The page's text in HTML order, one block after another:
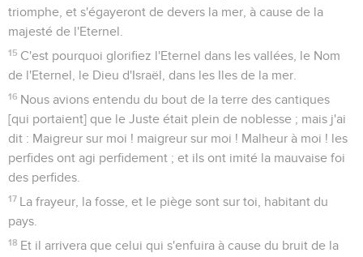
triomphe, et s'égayeront de devers la mer, à cause de la
majesté de l'Eternel.
15 C'est pourquoi glorifiez l'Eternel dans les vallées, le Nom
de l'Eternel, le Dieu d'Israël, dans les Iles de la mer.
16 Nous avions entendu du bout de la terre des cantiques
[qui portaient] que le Juste était plein de noblesse ; mais j'ai
dit : Maigreur sur moi ! maigreur sur moi ! Malheur à moi ! les
perfides ont agi perfidement ; et ils ont imité la mauvaise foi
des perfides.
17 La frayeur, la fosse, et le piège sont sur toi, habitant du
pays.
18 Et il arrivera que celui qui s'enfuira à cause du bruit de la